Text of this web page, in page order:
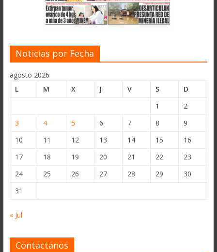
Noticias por Fecha
agosto 2026
L
M X J V S
D
1
2
3
4 5 6 7 8
9
10
11 12 13 14 15
16
17
18 19 20 21 22
23
24
25 26 27 28 29
30
31
« Jul
Contactanos